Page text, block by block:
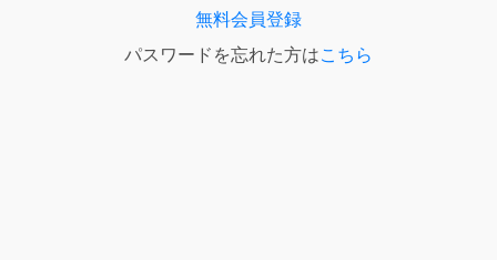
無料会員登録
パスワードを忘れた方はこちら